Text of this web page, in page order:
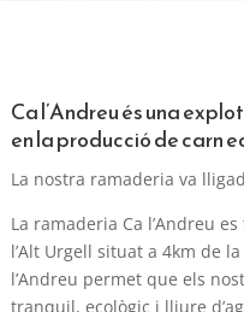
Ca l’Andreu és una
en la producció de carn
La nostra ramaderia va
La ramaderia Ca l’Andreu
l’Alt Urgell situat a 4km de
l’Andreu permet que els
tranquil, ecològic i lliure